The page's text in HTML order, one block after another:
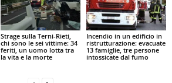
Strage sulla Terni-Rieti,
chi sono le sei vittime: 34
feriti, un uomo lotta tra
la vita e la morte
Incendio in un edificio in
ristrutturazione: evacuate
13 famiglie, tre persone
intossicate dal fumo